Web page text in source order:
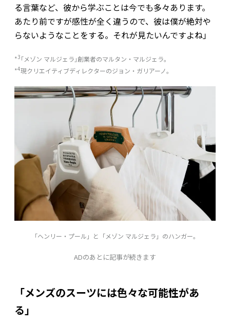
る言葉など、彼から学ぶことは今でも多々あります。
あたり前ですが感性が全く違うので、彼は僕が絶対や
らないようなことをする。それが見たいんですよね」
*3 ｢メゾン マルジェラ｣創業者のマルタン・マルジェラ。
*4現クリエイティブディレクターのジョン・ガリアーノ。
「ヘンリー・プール」と「メゾン マルジェラ」のハンガー。
ADのあとに記事が続きます
「メンズのスーツには色々な可能性があ
る」